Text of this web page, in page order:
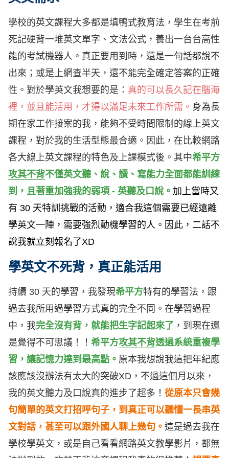
學校的英文課程大多都是填鴨式教育法，學生在考前
死記硬背一堆英文單字、文法公式，養出一台台高性
能的考試機器人。真正要用到時，還是一句話都說不
出來；或是上網查半天，還不能完全確定答案的正確
性。對於學英文我想要的是： 真的可以長久記在腦海
裡，並且能活用，才得以滿足未來工作所需。 身為長
期在家工作接案的我，能夠不受時間限制的線上英文
課程，對於我的生活型態最合適。因此，在比較網路
各大線上英文課程的特色及上課模式後。其中希平方
攻其不背不僅英文聽、說、讀、寫能力全面都能訓練
到，且著重加強我的弱項 - 英聽及口說。 加上當時又
有 30 天特訓挑戰的活動，適合我這個需要已經遠離
學英文一陣，需要強烈動機學習的人。因此，二話不
說我就立刻報名了XD
學英文不死背，真正能活用
持續 30 天的學習，我發現希平方特有的學習法，跟
過去我所用過學習方式真的完全不同。在學習過程
中，我完全沒有背，就能把生字記起來了 ， 到現在還
是覺得不可思議！！ 希平方攻其不背透過系統重複學
習，讓記憶力達到最高點。 原本我想說我這把年紀應
該應該沒辦法有太大的突破XD，不過這個月以來，
我的英文聽力及口說真的進步了超多！ 從原本只會幾
句簡單的英文打招呼句子，到真正可以聽懂一長串英
文對話，甚至可以跟外國人聊上幾句。 這是過去我在
學校學英文，或是自己看看網路英文教學影片，都無